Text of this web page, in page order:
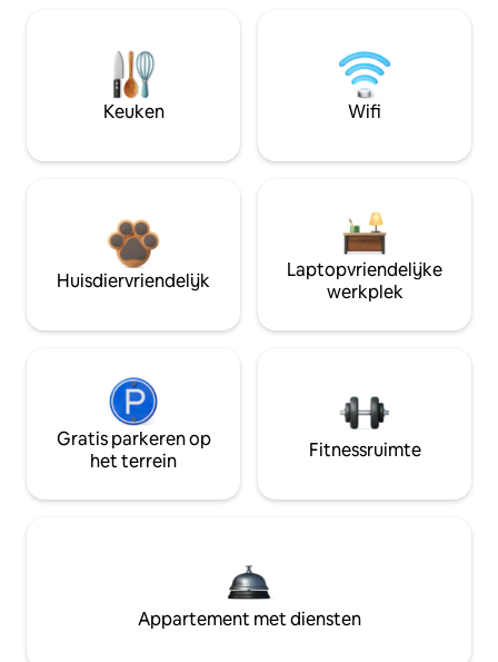
Keuken Wifi
Huisdiervriendelijk
Laptopvriendelijke
werkplek
Gratis parkeren op
het terrein
Fitnessruimte
Appartement met diensten